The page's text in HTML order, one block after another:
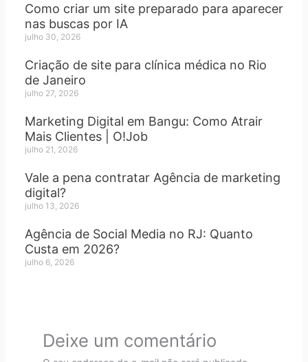
Como criar um site preparado para aparecer
nas buscas por IA
julho 30, 2026
Criação de site para clínica médica no Rio
de Janeiro
julho 27, 2026
Marketing Digital em Bangu: Como Atrair
Mais Clientes | O!Job
julho 21, 2026
Vale a pena contratar Agência de marketing
digital?
julho 13, 2026
Agência de Social Media no RJ: Quanto
Custa em 2026?
julho 6, 2026
Deixe um comentário